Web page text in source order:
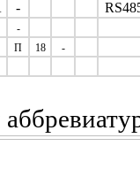
-
-
П 18
-